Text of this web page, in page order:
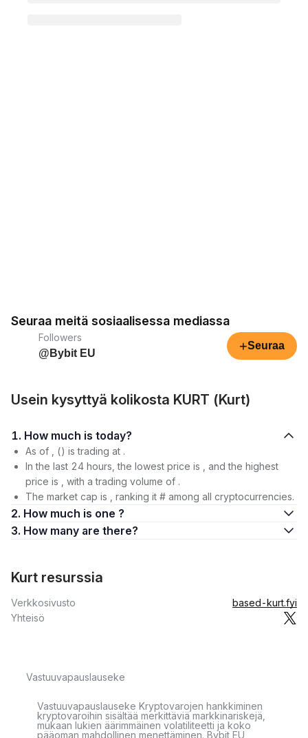
Seuraa meitä sosiaalisessa mediassa
Followers
@Bybit EU
+Seuraa
Usein kysyttyä kolikosta KURT (Kurt)
1. How much is today?
As of , () is trading at .
In the last 24 hours, the lowest price is , and the highest
price is , with a trading volume of .
The market cap is , ranking it # among all cryptocurrencies.
2. How much is one ?
3. How many are there?
Kurt resurssia
Verkkosivusto
based-kurt.fyi
Yhteisö
Vastuuvapauslauseke
Vastuuvapauslauseke Kryptovarojen hankkiminen
kryptovaroihin sisältää merkittäviä markkinariskejä,
mukaan lukien äärimmäinen volatiliteetti ja koko
pääoman mahdollinen menettäminen. Bybit EU